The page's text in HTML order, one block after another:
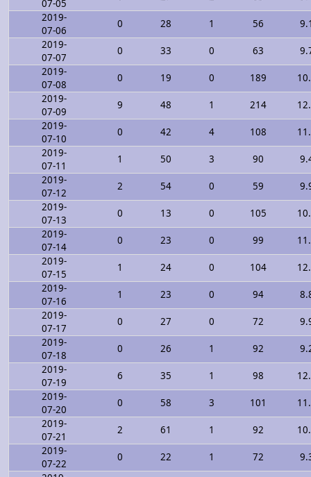
07-05
2019-
07-06
0 28 1 56
2019-
07-07
0 33 0 63
2019-
07-08
0 19 0 189
2019-
07-09
9 48 1 214
2019-
07-10
0 42 4 108
2019-
07-11
1 50 3 90
2019-
07-12
2 54 0 59
2019-
07-13
0 13 0 105
2019-
07-14
0 23 0 99
2019-
07-15
1 24 0 104
2019-
07-16
1 23 0 94
2019-
07-17
0 27 0 72
2019-
07-18
0 26 1 92
2019-
07-19
6 35 1 98
2019-
07-20
0 58 3 101
2019-
07-21
2 61 1 92
2019-
07-22
0 22 1 72